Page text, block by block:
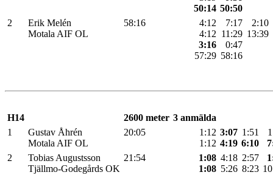
50:14 50:50
2
Erik Melén
Motala AIF OL
58:16
4:12
4:12
3:16
57:29
7:17
11:29
0:47
58:16
2:10
13:39
H14 2600 meter 3 anmälda
1
Gustav Åhrén
Motala AIF OL
20:05
1:12
1:12
3:07
4:19
1:51
6:10
2
Tobias Augustsson
Tjällmo-Godegårds OK
21:54
1:08
1:08
4:18
5:26
2:57
8:23